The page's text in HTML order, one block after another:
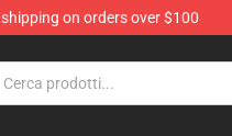
shipping on orders over $100